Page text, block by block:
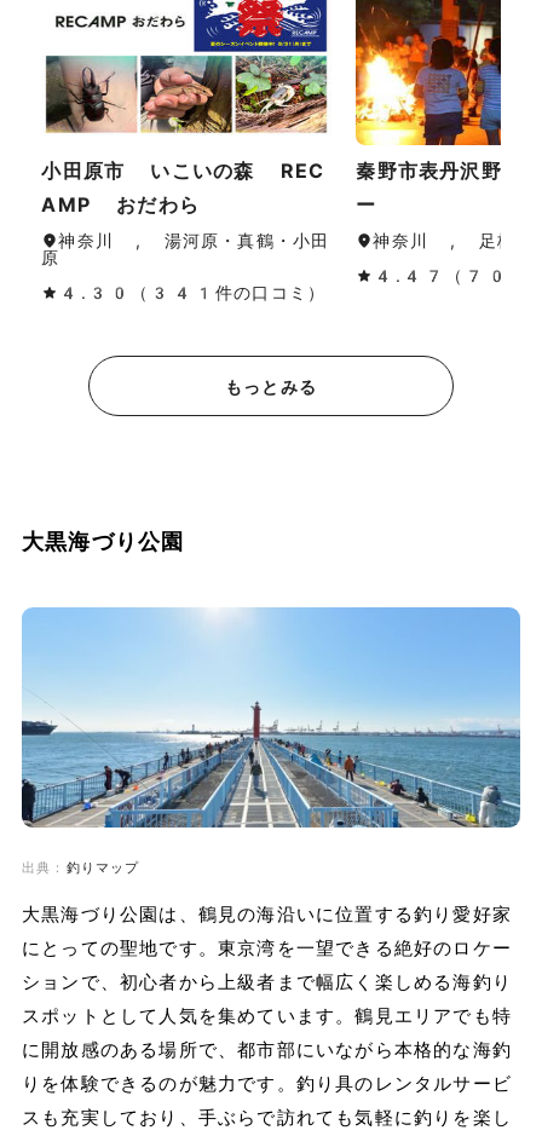
小田原市 いこいの森 REC
AMP おだわら
神奈川 , 湯河原・真鶴・小田
原
4.30（341件の口コミ）
秦野市表丹沢野外
ー
神奈川 , 足柄（
4.47（70件の
もっとみる
大黒海づり公園
出典： 釣りマップ
大黒海づり公園は、鶴見の海沿いに位置する釣り愛好家
にとっての聖地です。東京湾を一望できる絶好のロケー
ションで、初心者から上級者まで幅広く楽しめる海釣り
スポットとして人気を集めています。鶴見エリアでも特
に開放感のある場所で、都市部にいながら本格的な海釣
りを体験できるのが魅力です。釣り具のレンタルサービ
スも充実しており、手ぶらで訪れても気軽に釣りを楽し